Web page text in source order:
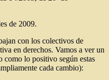
de 2009.
con los colectivos de
en derechos. Vamos a ver un
como lo positivo según estas
cada cambio):